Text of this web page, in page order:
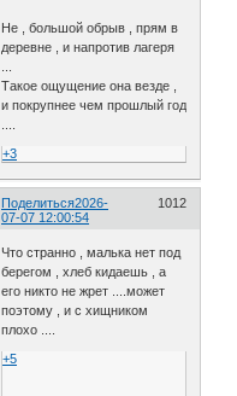
Не , большой обрыв , прям в
деревне , и напротив лагеря
Такое ощущение она везде ,
и покрупнее чем прошлый год
+3
Поделиться 1012
2026-
07-07 12:00:54
Что странно , малька нет под
берегом , хлеб кидаешь , а
его никто не жрет ....может
поэтому , и с хищником
плохо ....
+5